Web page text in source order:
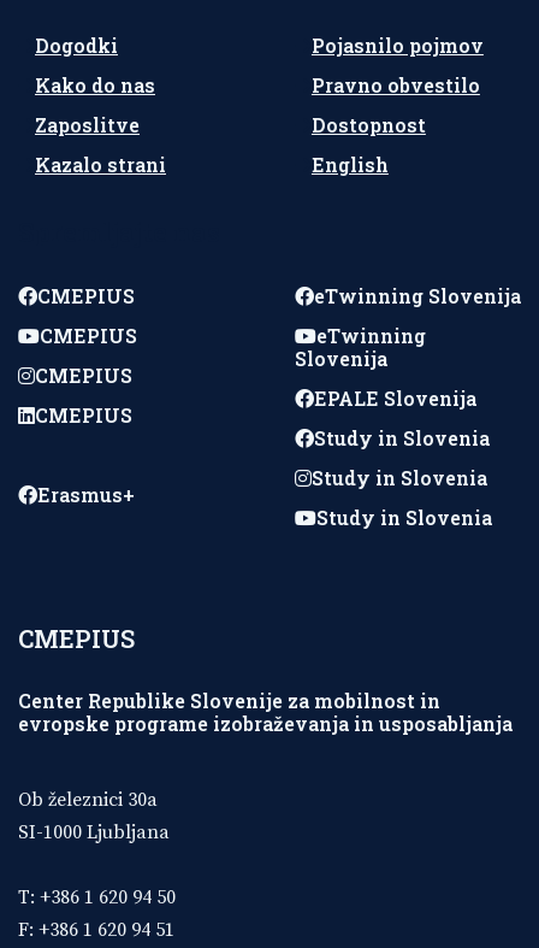
Dogodki
Kako do nas
Zaposlitve
Kazalo strani
Pojasnilo pojmov
Pravno obvestilo
Dostopnost
English
CMEPIUS
CMEPIUS
CMEPIUS
CMEPIUS
Erasmus+
eTwinning Slovenija
eTwinning
Slovenija
EPALE Slovenija
Study in Slovenia
Study in Slovenia
Study in Slovenia
CMEPIUS
Center Republike Slovenije za mobilnost in
evropske programe izobraževanja in usposabljanja
Ob železnici 30a
SI-1000 Ljubljana
T: +386 1 620 94 50
F: +386 1 620 94 51